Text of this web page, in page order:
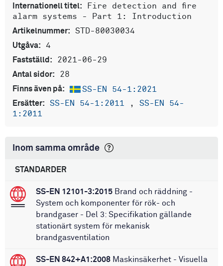
Internationell titel:
Fire detection and fire
alarm systems - Part 1: Introduction
Artikelnummer: STD-80030034
Utgåva: 4
Fastställd: 2021-06-29
Antal sidor: 28
Finns även på: SS-EN 54-1:2021
Ersätter: SS-EN 54-1:2011 , SS-EN 54-
1:2011
Inom samma område
STANDARDER
SS-EN 12101-3:2015 Brand och räddning -
System och komponenter för rök- och
brandgaser - Del 3: Specifikation gällande
stationärt system för mekanisk
brandgasventilation
SS-EN 842+A1:2008 Maskinsäkerhet - Visuella